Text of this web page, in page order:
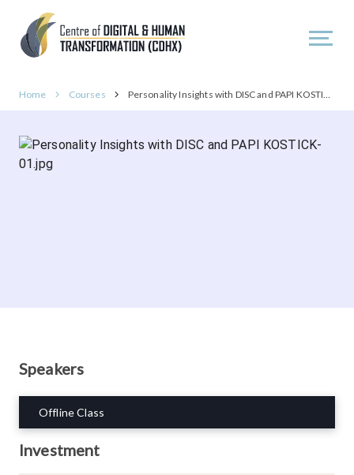
Home Courses Personality Insights with DISC and PAPI KOSTICK
Speakers
Offline Class
Investment